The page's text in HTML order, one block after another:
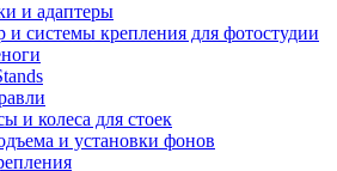
и адаптеры
и системы крепления для фотостудии
и колеса для стоек
и установки фонов